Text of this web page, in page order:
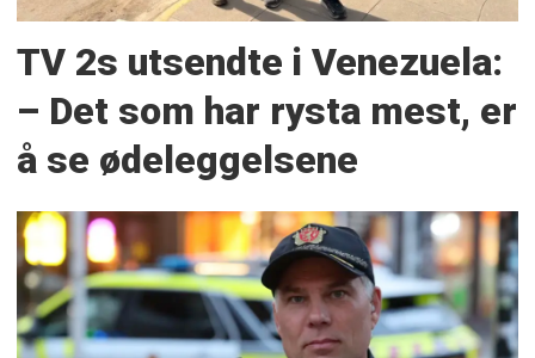
TV 2s utsendte i Venezuela:
– Det som har rysta mest, er
å se ødeleggelsene